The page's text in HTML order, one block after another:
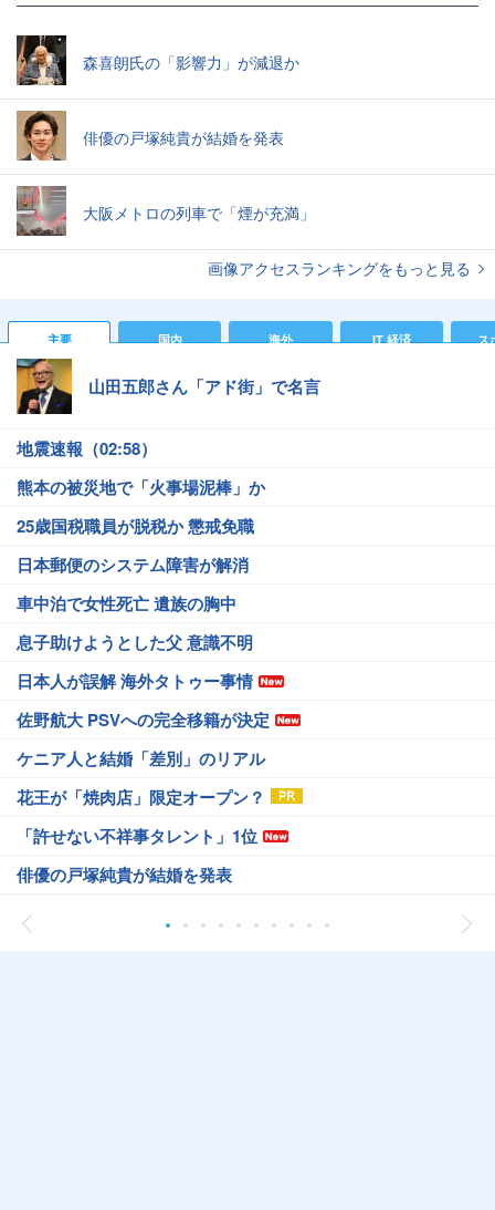
森喜朗氏の「影響力」が減退か
俳優の戸塚純貴が結婚を発表
大阪メトロの列車で「煙が充満」
画像アクセスランキングをもっと見る
主要 国内 海外 IT 経済 ス
山田五郎さん「アド街」で名言
地震速報（02:58）
熊本の被災地で「火事場泥棒」か
25歳国税職員が脱税か 懲戒免職
日本郵便のシステム障害が解消
車中泊で女性死亡 遺族の胸中
息子助けようとした父 意識不明
日本人が誤解 海外タトゥー事情
佐野航大 PSVへの完全移籍が決定
ケニア人と結婚「差別」のリアル
花王が「焼肉店」限定オープン？
「許せない不祥事タレント」1位
俳優の戸塚純貴が結婚を発表